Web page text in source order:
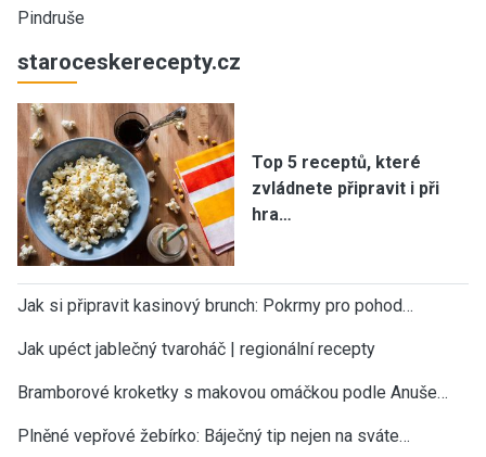
Pindruše
staroceskerecepty.cz
Top 5 receptů, které
zvládnete připravit i při
hra…
Jak si připravit kasinový brunch: Pokrmy pro pohod…
Jak upéct jablečný tvaroháč | regionální recepty
Bramborové kroketky s makovou omáčkou podle Anuše…
Plněné vepřové žebírko: Báječný tip nejen na sváte…